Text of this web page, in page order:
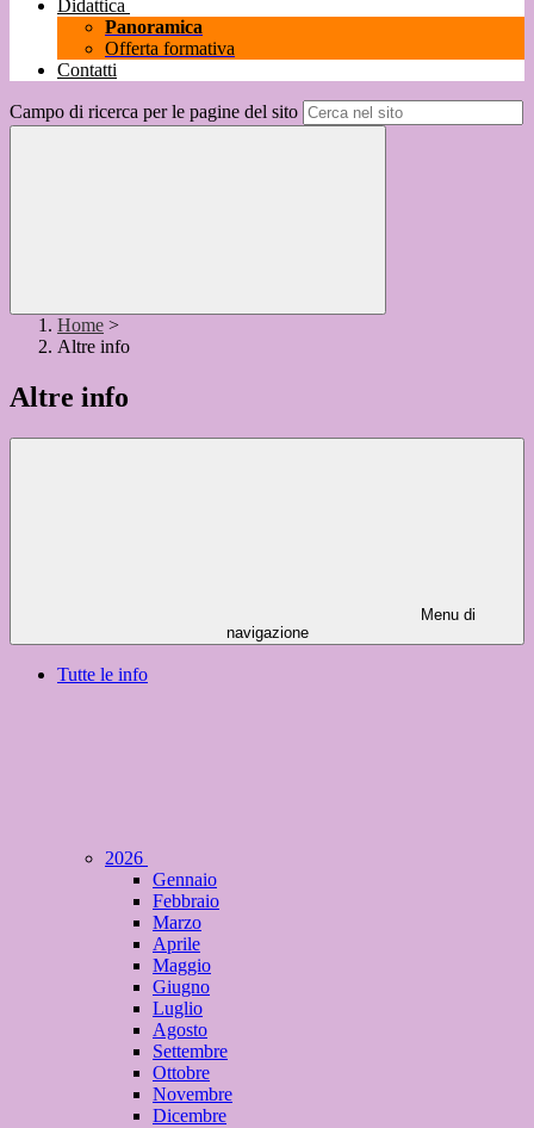
Didattica
Panoramica
Offerta formativa
Contatti
Campo di ricerca per le pagine del sito
Home >
Altre info
Altre info
Menu di
navigazione
Tutte le info
2026
Gennaio
Febbraio
Marzo
Aprile
Maggio
Giugno
Luglio
Agosto
Settembre
Ottobre
Novembre
Dicembre